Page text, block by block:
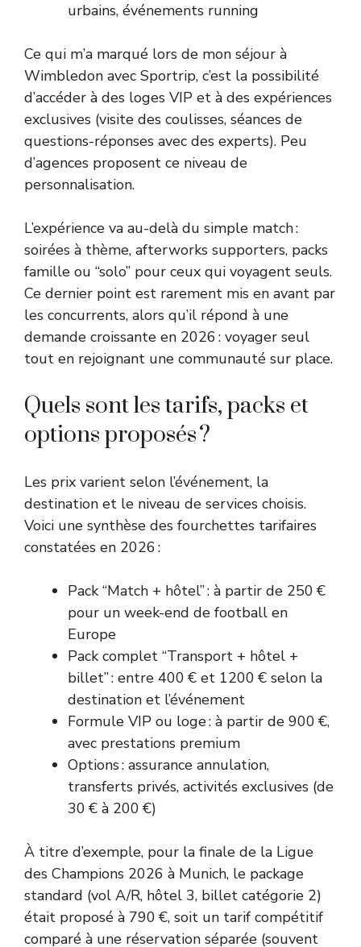
urbains, événements running
Ce qui m’a marqué lors de mon séjour à
Wimbledon avec Sportrip, c’est la possibilité
d’accéder à des loges VIP et à des expériences
exclusives (visite des coulisses, séances de
questions-réponses avec des experts). Peu
d’agences proposent ce niveau de
personnalisation.
L’expérience va au-delà du simple match :
soirées à thème, afterworks supporters, packs
famille ou “solo” pour ceux qui voyagent seuls.
Ce dernier point est rarement mis en avant par
les concurrents, alors qu’il répond à une
demande croissante en 2026 : voyager seul
tout en rejoignant une communauté sur place.
Quels sont les tarifs, packs et
options proposés ?
Les prix varient selon l’événement, la
destination et le niveau de services choisis.
Voici une synthèse des fourchettes tarifaires
constatées en 2026 :
Pack “Match + hôtel” : à partir de 250 €
pour un week-end de football en
Europe
Pack complet “Transport + hôtel +
billet” : entre 400 € et 1200 € selon la
destination et l’événement
Formule VIP ou loge : à partir de 900 €,
avec prestations premium
Options : assurance annulation,
transferts privés, activités exclusives (de
30 € à 200 €)
À titre d’exemple, pour la finale de la Ligue
des Champions 2026 à Munich, le package
standard (vol A/R, hôtel 3, billet catégorie 2)
était proposé à 790 €, soit un tarif compétitif
comparé à une réservation séparée (souvent